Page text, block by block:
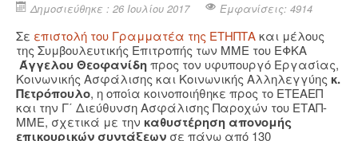
Δημοσιεύθηκε : 26 Ιουλίου 2017 Εμφανίσεις: 4914
Σε επιστολή του Γραμματέα της ΕΤΗΠΤΑκαι μέλους
της Συμβουλευτικής Επιτροπής των ΜΜΕ του ΕΦΚΑ
Άγγελου Θεοφανίδηπρος τον υφυπουργό Εργασίας,
Κοινωνικής Ασφάλισης και Κοινωνικής Αλληλεγγύης κ.
Πετρόπουλο, η οποία κοινοποιήθηκε προς το ΕΤΕΑΕΠ
και την Γ΄ Διεύθυνση Ασφάλισης Παροχών του ΕΤΑΠ-
ΜΜΕ, σχετικά με την καθυστέρηση απονομής
επικουρικών συντάξεων σε πάνω από 130